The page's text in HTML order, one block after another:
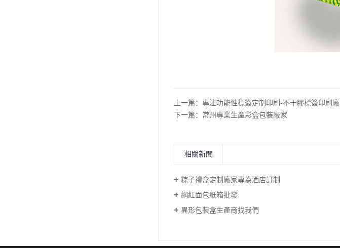
上一篇： 專注功能性標簽定制印刷-不干膠標簽印刷廠
下一篇： 常州專業生產彩盒包裝廠家
相關新聞
粽子禮盒定制廠家專為酒店訂制
網紅面包紙箱批發
異形包裝盒生產商找我們